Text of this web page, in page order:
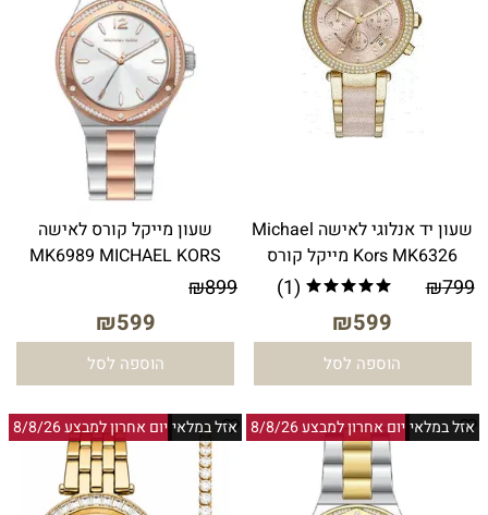
שעון יד אנלוגי לאישה Michael
Kors MK6326 מייקל קורס
₪799
₪599
(1)
הוספה לסל
שעון מייקל קורס לאישה
MK6989 MICHAEL KORS
₪899
₪599
הוספה לסל
יום אחרון למבצע 8/8/26אזל במלאי יום אחרון למבצע 8/8/26אזל במלאי